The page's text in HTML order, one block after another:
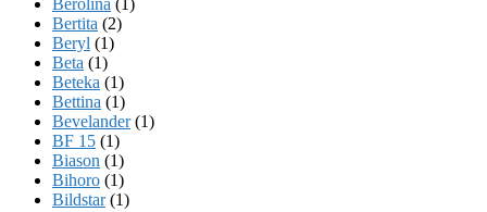
Bertita (2)
Beryl (1)
Beta (1)
Beteka (1)
Bettina (1)
Bevelander(1)
BF 15 (1)
Biason (1)
Bihoro (1)
Bildstar(1)